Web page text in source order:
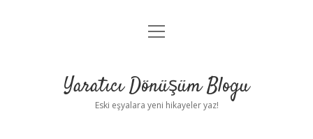
Anasayfa
Yasal Uyarı
menüyü
Yaratıcı Dönüşüm Blogu
Eski eşyalara yeni hikayeler yaz!